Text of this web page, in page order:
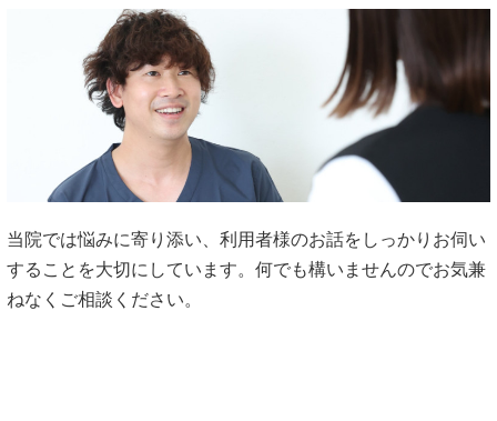
当院では悩みに寄り添い、利用者様のお話をしっかりお伺い
することを大切にしています。何でも構いませんのでお気兼
ねなくご相談ください。